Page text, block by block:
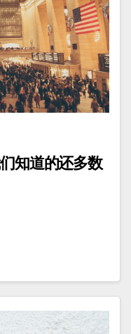
知道的还多数